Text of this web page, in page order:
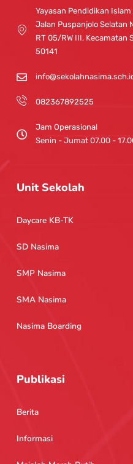
g
r
a
m
b
e
Yayasan Pendidikan Islam
Jalan Puspanjolo Selatan
RT 05/RW III, Kecamatan
50141
082367892525
Jam Operasional
Senin - Jumat 07.00 -
Unit Sekolah
Daycare KB-TK
SD Nasima
SMP Nasima
SMA Nasima
Nasima Boarding
Publikasi
Berita
Informasi